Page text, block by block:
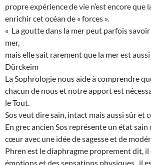
propre expérience de vie n’est encore
enrichir cet océan de « forces ».
« La goutte dans la mer peut parfois savoir
mer,
mais elle sait rarement que la mer est aussi
Dürckeim
La Sophrologie nous aide à comprendre
chacun de nous et notre apport est
le Tout.
Sos veut dire sain, intact mais aussi sûr et
En grec ancien Sos représente un état sain
cœur avec une idée de sagesse et de
Phren est le diaphragme proprement dit, il
émotions et des sensations physiques, il